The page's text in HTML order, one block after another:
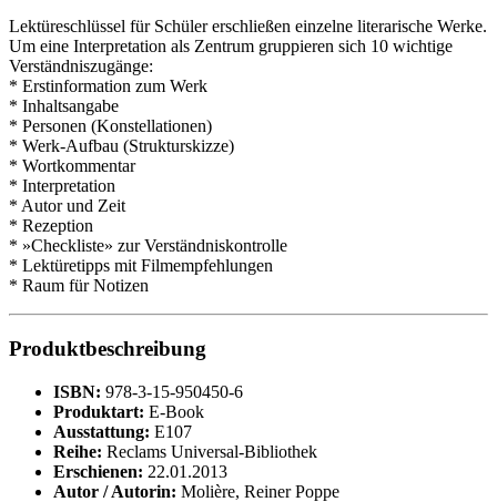
Lektüreschlüssel für Schüler erschließen einzelne literarische Werke.
Um eine Interpretation als Zentrum gruppieren sich 10 wichtige
Verständniszugänge:
* Erstinformation zum Werk
* Inhaltsangabe
* Personen (Konstellationen)
* Werk-Aufbau (Strukturskizze)
* Wortkommentar
* Interpretation
* Autor und Zeit
* Rezeption
* »Checkliste» zur Verständniskontrolle
* Lektüretipps mit Filmempfehlungen
* Raum für Notizen
Produktbeschreibung
ISBN: 978-3-15-950450-6
Produktart: E-Book
Ausstattung: E107
Reihe: Reclams Universal-Bibliothek
Erschienen: 22.01.2013
Autor / Autorin: Molière, Reiner Poppe